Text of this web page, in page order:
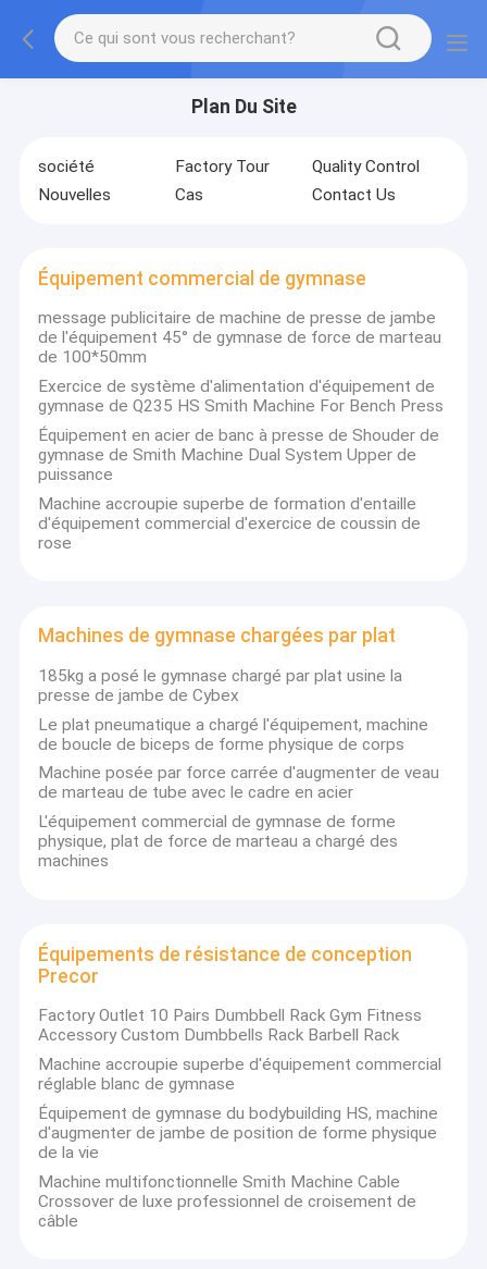
Plan Du Site
société Factory Tour
Quality Control
Nouvelles
Cas Contact Us
Équipement commercial de gymnase
message publicitaire de machine de presse de jambe
de l'équipement 45° de gymnase de force de marteau
de 100*50mm
Exercice de système d'alimentation d'équipement de
gymnase de Q235 HS Smith Machine For Bench Press
Équipement en acier de banc à presse de Shouder de
gymnase de Smith Machine Dual System Upper de
puissance
Machine accroupie superbe de formation d'entaille
d'équipement commercial d'exercice de coussin de
rose
Machines de gymnase chargées par plat
185kg a posé le gymnase chargé par plat usine la
presse de jambe de Cybex
Le plat pneumatique a chargé l'équipement, machine
de boucle de biceps de forme physique de corps
Machine posée par force carrée d'augmenter de veau
de marteau de tube avec le cadre en acier
L'équipement commercial de gymnase de forme
physique, plat de force de marteau a chargé des
machines
Équipements de résistance de conception
Precor
Factory Outlet 10 Pairs Dumbbell Rack Gym Fitness
Accessory Custom Dumbbells Rack Barbell Rack
Machine accroupie superbe d'équipement commercial
réglable blanc de gymnase
Équipement de gymnase du bodybuilding HS, machine
d'augmenter de jambe de position de forme physique
de la vie
Machine multifonctionnelle Smith Machine Cable
Crossover de luxe professionnel de croisement de
câble